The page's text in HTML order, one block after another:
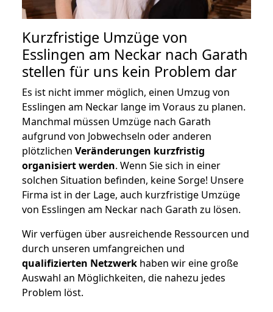
Kurzfristige Umzüge von
Esslingen am Neckar nach Garath
stellen für uns kein Problem dar
Es ist nicht immer möglich, einen Umzug von
Esslingen am Neckar lange im Voraus zu planen.
Manchmal müssen Umzüge nach Garath
aufgrund von Jobwechseln oder anderen
plötzlichen Veränderungen kurzfristig
organisiert werden. Wenn Sie sich in einer
solchen Situation befinden, keine Sorge! Unsere
Firma ist in der Lage, auch kurzfristige Umzüge
von Esslingen am Neckar nach Garath zu lösen.
Wir verfügen über ausreichende Ressourcen und
durch unseren umfangreichen und
qualifizierten Netzwerk haben wir eine große
Auswahl an Möglichkeiten, die nahezu jedes
Problem löst.